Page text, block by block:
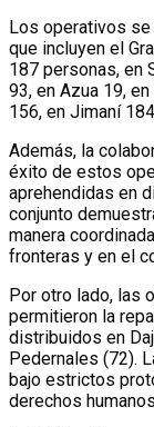
Los operativos
que incluyen el
187 personas, en
93, en Azua 19,
156, en Jimaní
Además, la
éxito de estos
aprehendidas en
conjunto
manera
fronteras y en el
Por otro lado, las
permitieron la
distribuidos en
Pedernales (72).
bajo estrictos
derechos